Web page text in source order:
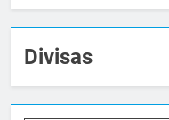
Divisas